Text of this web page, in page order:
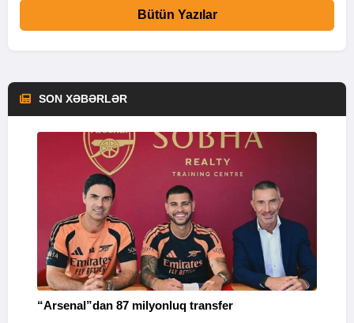
Bütün Yazılar
SON XƏBƏRLƏR
“Arsenal”dan 87 milyonluq transfer